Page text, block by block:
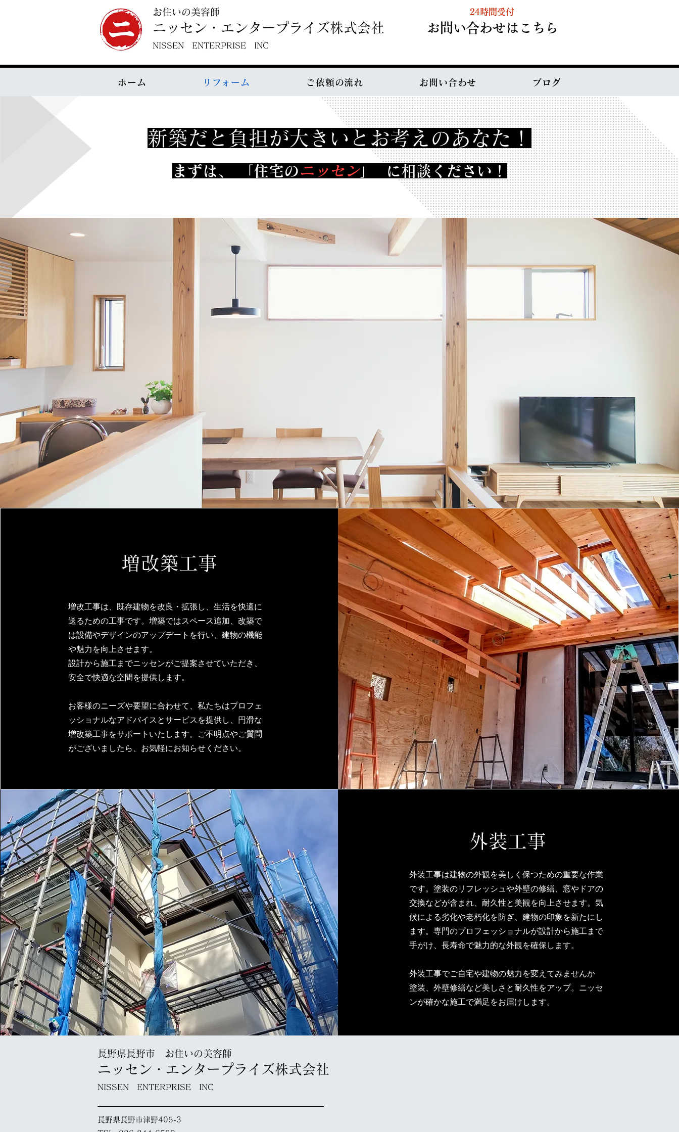
お住いの美容師
ニッセン・エンタープライズ株式会社
NISSEN ENTERPRISE INC
24時間受付
お問い合わせはこちら
ホーム リフォーム ご依頼の流れ お問い合わせ ブログ
新築だと負担が大きいとお考えのあなた！
​まずは、 「住宅の ニッセン」 に相談ください！
増改築工事
増改工事は、既存建物を改良・拡張し、生活を快適に
送るための工事です。増築ではスペース追加、改築で
は設備やデザインのアップデートを行い、建物の機能
や魅力を向上させます。
設計から施工までニッセンがご提案させていただき、
安全で快適な空間を提供します。
お客様のニーズや要望に合わせて、私たちはプロフェ
ッショナルなアドバイスとサービスを提供し、円滑な
増改築工事をサポートいたします。ご不明点やご質問
がございましたら、お気軽にお知らせください。
外装工事
外装工事は建物の外観を美しく保つための重要な作業
です。塗装のリフレッシュや外壁の修繕、窓やドアの
交換などが含まれ、耐久性と美観を向上させます。気
候による劣化や老朽化を防ぎ、建物の印象を新たにし
ます。専門のプロフェッショナルが設計から施工まで
手がけ、長寿命で魅力的な外観を確保します。
外装工事でご自宅や建物の魅力を変えてみませんか
塗装、外壁修繕など美しさと耐久性をアップ。ニッセ
ンが確かな施工で満足をお届けします。
長野県長野市 お住いの美容師
ニッセン・エンタープライズ株式会社
NISSEN ENTERPRISE INC
長野県長野市津野405-3